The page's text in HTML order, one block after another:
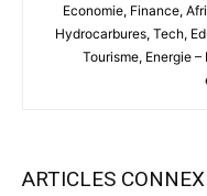
Economie, Finance,
Hydrocarbures, Tech,
Tourisme, Energie
ARTICLES